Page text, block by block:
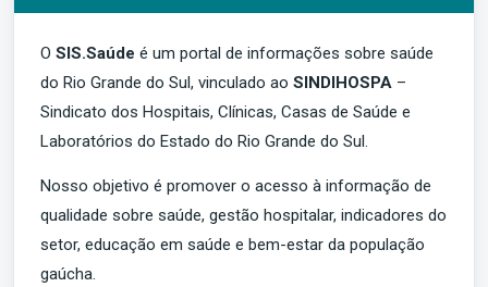
O SIS.Saúde é um portal de informações sobre saúde
do Rio Grande do Sul, vinculado ao SINDIHOSPA –
Sindicato dos Hospitais, Clínicas, Casas de Saúde e
Laboratórios do Estado do Rio Grande do Sul.
Nosso objetivo é promover o acesso à informação de
qualidade sobre saúde, gestão hospitalar, indicadores do
setor, educação em saúde e bem-estar da população
gaúcha.